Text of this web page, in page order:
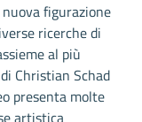
figurazione
ricerche di
al più
Christian Schad
presenta molte
artistica